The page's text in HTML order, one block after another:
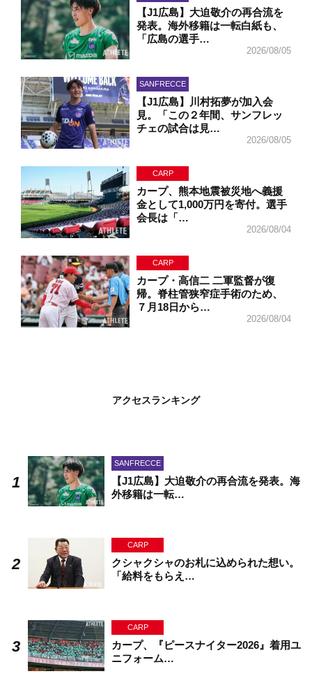
【J1広島】大迫敬介の再合流を
発表。海外移籍は一転白紙も、
「広島の選手…
2026/08/05
SANFRECCE
【J1広島】川村拓夢が加入会
見。「この２年間、サンフレッ
チェの試合は見…
2026/08/05
CARP
カープ、熊本地震被災地へ義援
金として1,000万円を寄付。選手
会長は「…
2026/08/04
CARP
カープ・高信二 二軍監督が復
帰。脊柱管狭窄症手術のため、
７月18日から…
2026/08/04
アクセスランキング
SANFRECCE
【J1広島】大迫敬介の再合流を発表。海
外移籍は一転…
CARP
クシャクシャのお札に込められた想い。
「給料をもらえ…
CARP
カープ、『ピースナイター2026』着用ユ
ニフォーム…